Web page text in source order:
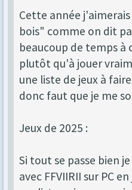
Cette année
bois" comme on dit
beaucoup de temps à
plutôt qu'à jouer
une liste de jeux à
donc faut que je me
Jeux de 2025 :
Si tout se passe bien
avec FFVIIRII sur PC